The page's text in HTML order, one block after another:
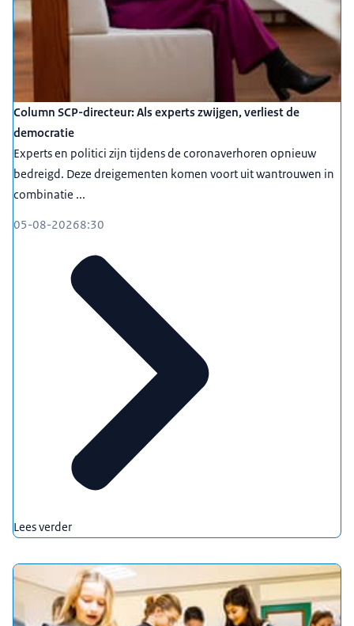
Column SCP-directeur: Als experts zwijgen, verliest de
democratie
Experts en politici zijn tijdens de coronaverhoren opnieuw
bedreigd. Deze dreigementen komen voort uit wantrouwen in
combinatie ...
05-08-20268:30
Lees verder